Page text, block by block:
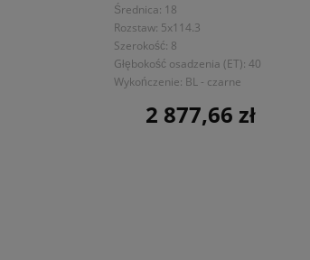
Średnica: 18
Rozstaw: 5x114.3
Szerokość: 8
Głębokość osadzenia (ET): 40
Wykończenie: BL - czarne
Cena
2 877,66 zł